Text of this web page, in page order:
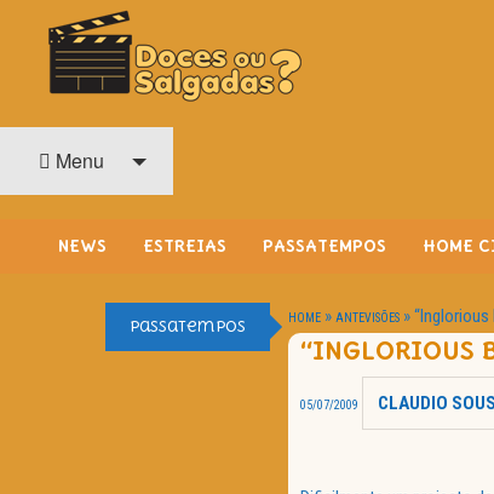
O Cinema? Uma Paixão!!
Menu
NEWS ESTREIAS PASSATEMPOS HOME
Passatempos HOME » ANTEVISÕES »“Inglorious
“INGLORIOUS
05/07/2009 CLAUDIO